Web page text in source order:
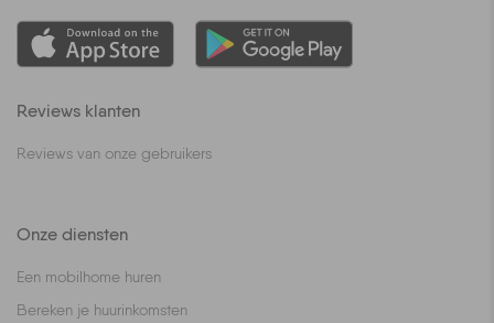
Reviews klanten
Reviews van onze gebruikers
Onze diensten
Een mobilhome huren
Bereken je huurinkomsten